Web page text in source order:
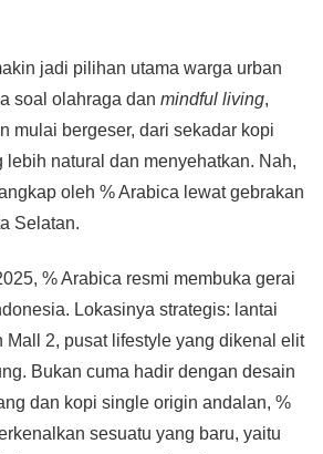
er
k
jadi pilihan utama warga urban
soal olahraga dan mindful living,
mulai bergeser, dari sekadar kopi
lebih natural dan menyehatkan. Nah,
oleh % Arabica lewat gebrakan
Selatan.
% Arabica resmi membuka gerai
Lokasinya strategis: lantai
Mall 2, pusat lifestyle yang dikenal elit
Bukan cuma hadir dengan desain
dan kopi single origin andalan, %
sesuatu yang baru, yaitu